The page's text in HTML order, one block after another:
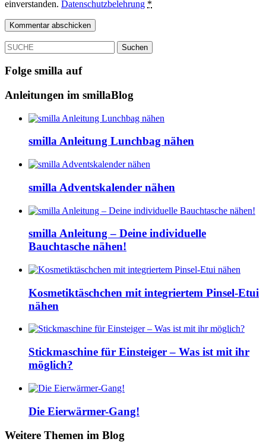
einverstanden. Datenschutzbelehrung *
SUCHE
Folge smilla auf
Anleitungen im smillaBlog
smilla Anleitung Lunchbag nähen
smilla Adventskalender nähen
smilla Anleitung – Deine individuelle
Bauchtasche nähen!
Kosmetiktäschchen mit integriertem Pinsel-Etui
nähen
Stickmaschine für Einsteiger – Was ist mit ihr
möglich?
Die Eierwärmer-Gang!
Weitere Themen im Blog